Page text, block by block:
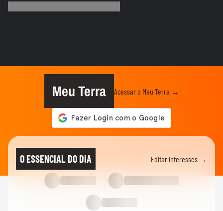
veículo por policiais...
Sessão da Câmara é interrompida após
briga entre vereadores no...
Foguete da SpaceX atinge a Lua e abre
cratera de quase 20 metros...
Lula diz que liberdade de expressão 'tem
limite' ao sancionar lei...
Meu Terra Acessar o Meu Terra →
O ESSENCIAL DO DIA Editar interesses →